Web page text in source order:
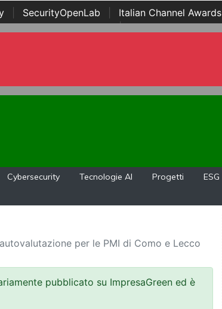
SecurityOpenLab Italian Channel Awards
Awards | ...
Cybersecurity Tecnologie AI Progetti ESG
per le PMI di Como e Lecco
pubblicato su ImpresaGreen ed è